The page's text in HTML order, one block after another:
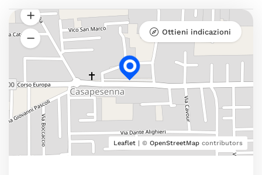
Leaflet | © OpenStreetMap contributors
Ottieni indicazioni